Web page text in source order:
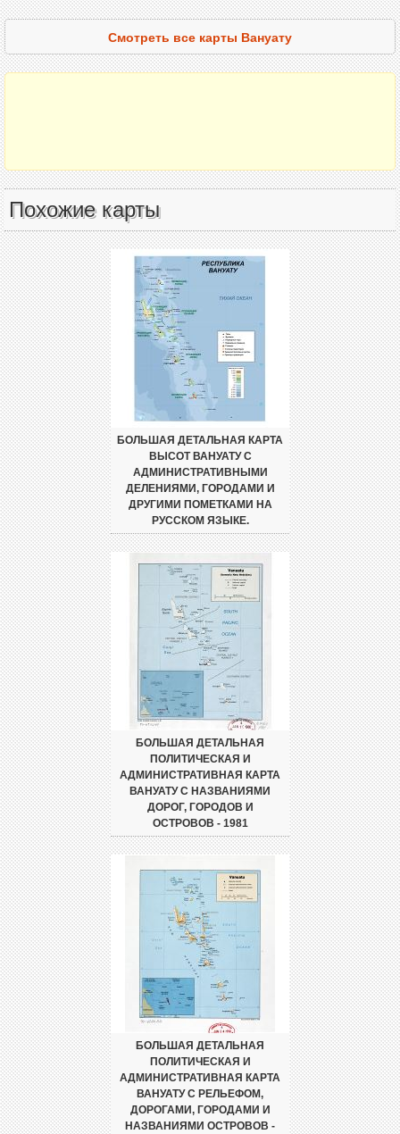
Смотреть все карты Вануату
Похожие карты
БОЛЬШАЯ ДЕТАЛЬНАЯ КАРТА
ВЫСОТ ВАНУАТУ С
АДМИНИСТРАТИВНЫМИ
ДЕЛЕНИЯМИ, ГОРОДАМИ И
ДРУГИМИ ПОМЕТКАМИ НА
РУССКОМ ЯЗЫКЕ.
БОЛЬШАЯ ДЕТАЛЬНАЯ
ПОЛИТИЧЕСКАЯ И
АДМИНИСТРАТИВНАЯ КАРТА
ВАНУАТУ С НАЗВАНИЯМИ
ДОРОГ, ГОРОДОВ И
ОСТРОВОВ - 1981
БОЛЬШАЯ ДЕТАЛЬНАЯ
ПОЛИТИЧЕСКАЯ И
АДМИНИСТРАТИВНАЯ КАРТА
ВАНУАТУ С РЕЛЬЕФОМ,
ДОРОГАМИ, ГОРОДАМИ И
НАЗВАНИЯМИ ОСТРОВОВ -